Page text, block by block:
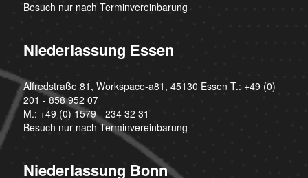
Besuch nur nach Terminvereinbarung
Niederlassung Essen
Alfredstraße 81, Workspace-a81, 45130 Essen T.: +49 (0)
201 - 858 952 07
M.: +49 (0) 1579 - 234 32 31
Besuch nur nach Terminvereinbarung
Niederlassung Bonn